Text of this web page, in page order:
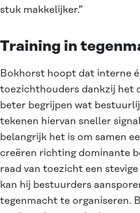
stuk makkelijker.”
Training in
Bokhorst hoopt dat interne
toezichthouders dankzij het
beter begrijpen wat
tekenen hiervan sneller
belangrijk het is om samen
creëren richting dominante
raad van toezicht een
kan hij bestuurders
tegenmacht te organiseren.